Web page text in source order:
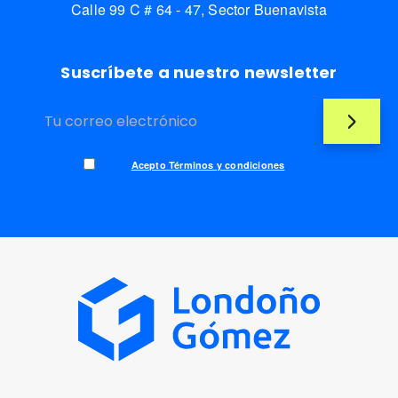
Calle 99 C # 64 - 47, Sector Buenavista
Suscríbete a nuestro newsletter
Acepto Términos y condiciones